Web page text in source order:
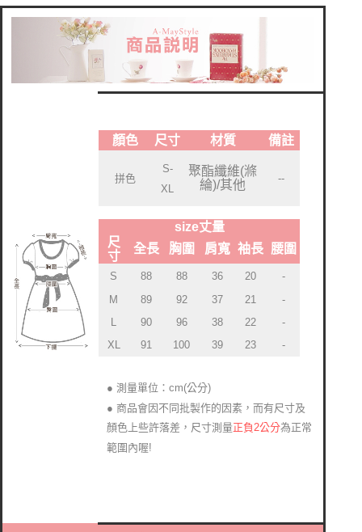
顏色 尺寸 材質 備註
拼色
S-
XL
聚酯纖維(滌
綸)/其他
--
size丈量
尺
寸
全長 胸圍 肩寬 袖長 腰圍
S 88 88 36 20
-
M
89 92 37 21
-
L
90 96 38 22
-
XL
91 100 39 23 -
● 測量單位：cm(公分)
● 商品會因不同批製作的因素，而有尺寸及
顏色上些許落差 ， 尺寸測量正負2公分為正常
範圍內喔!